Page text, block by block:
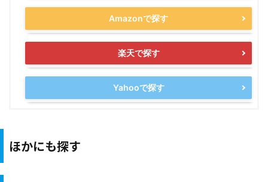
Amazonで探す
楽天で探す
Yahooで探す
ほかにも探す